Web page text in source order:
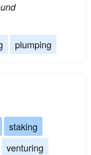
plumping
staking
venturing